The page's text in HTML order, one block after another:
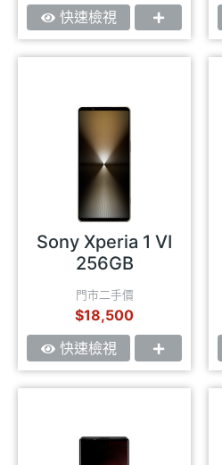
快速檢視
Sony Xperia 1 VI
256GB
門市二手價
$18,500
快速檢視